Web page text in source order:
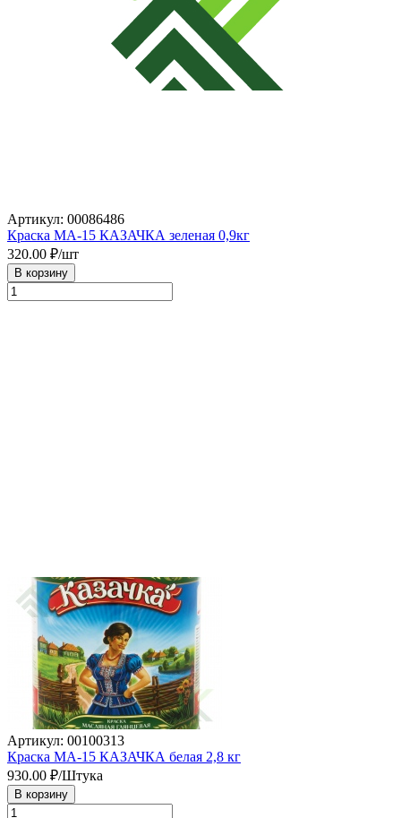
Артикул: 00086486
Краска МА-15 КАЗАЧКА зеленая 0,9кг
320.00 ₽/шт
В корзину
Артикул: 00100313
Краска МА-15 КАЗАЧКА белая 2,8 кг
930.00 ₽/Штука
В корзину